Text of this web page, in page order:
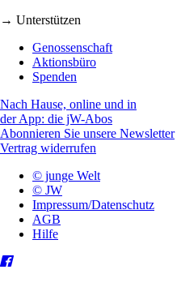
→ Unterstützen
Genossenschaft
Aktionsbüro
Spenden
Nach Hause, online und in
der App: die jW-Abos
Abonnieren Sie unsere Newsletter
Vertrag widerrufen
© junge Welt
© JW
Impressum/Datenschutz
AGB
Hilfe